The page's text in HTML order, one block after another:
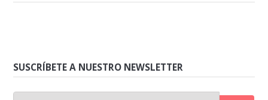
SUSCRÍBETE A NUESTRO NEWSLETTER